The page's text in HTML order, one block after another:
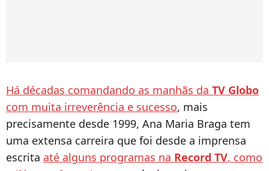
Há décadas comandando as manhãs da TV Globo
com muita irreverência e sucesso, mais
precisamente desde 1999, Ana Maria Braga tem
uma extensa carreira que foi desde a imprensa
escrita até alguns programas na Record TV, como